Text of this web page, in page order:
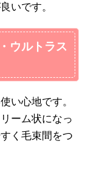
いです。
ウルトラス
い心地です。
ーム状になっ
く毛束間をつ